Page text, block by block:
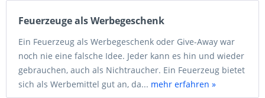
Feuerzeuge als Werbegeschenk
Ein Feuerzeug als Werbegeschenk oder Give-Away war
noch nie eine falsche Idee. Jeder kann es hin und wieder
gebrauchen, auch als Nichtraucher. Ein Feuerzeug bietet
sich als Werbemittel gut an, da... mehr erfahren »